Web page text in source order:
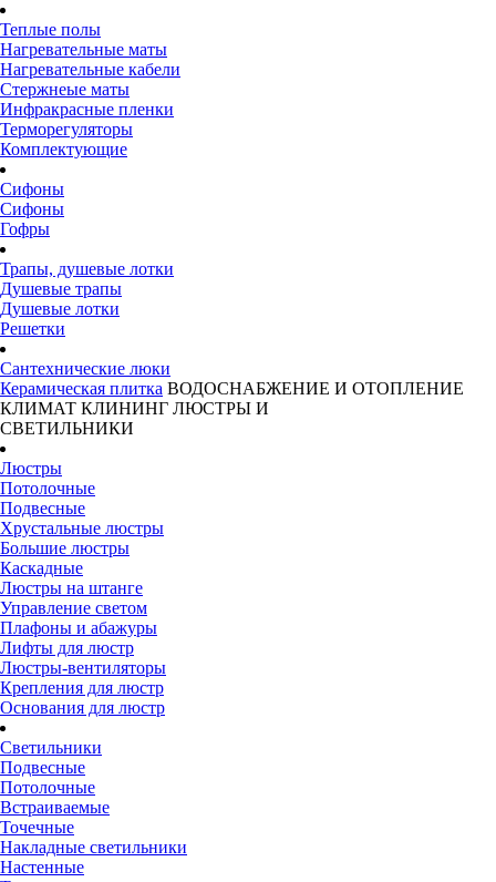
Теплые полы
Нагревательные маты
Нагревательные кабели
Стержнеые маты
Инфракрасные пленки
Терморегуляторы
Комплектующие
Сифоны
Сифоны
Гофры
Трапы, душевые лотки
Душевые трапы
Душевые лотки
Решетки
Сантехнические люки
Керамическая плитка ВОДОСНАБЖЕНИЕ И ОТОПЛЕНИЕ
КЛИМАТ КЛИНИНГ ЛЮСТРЫ И
СВЕТИЛЬНИКИ
Люстры
Потолочные
Подвесные
Хрустальные люстры
Большие люстры
Каскадные
Люстры на штанге
Управление светом
Плафоны и абажуры
Лифты для люстр
Люстры-вентиляторы
Крепления для люстр
Основания для люстр
Светильники
Подвесные
Потолочные
Встраиваемые
Точечные
Накладные светильники
Настенные